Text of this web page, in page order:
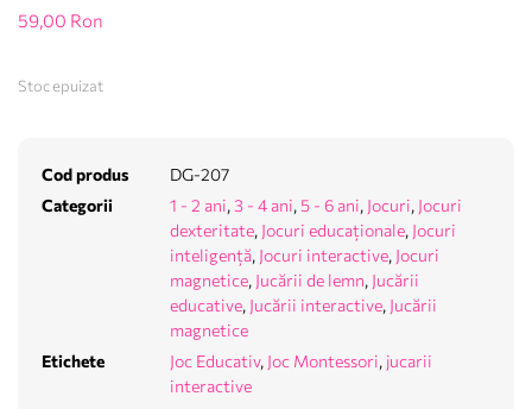
59,00 Ron
Stoc epuizat
Cod produs
DG-207
Categorii
1 - 2 ani, 3 - 4 ani, 5 - 6 ani, Jocuri, Jocuri
dexteritate, Jocuri educaționale, Jocuri
inteligență, Jocuri interactive, Jocuri
magnetice, Jucării de lemn, Jucării
educative, Jucării interactive, Jucării
magnetice
Etichete
Joc Educativ, Joc Montessori, jucarii
interactive